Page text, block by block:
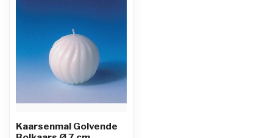
Kaarsenmal Golvende